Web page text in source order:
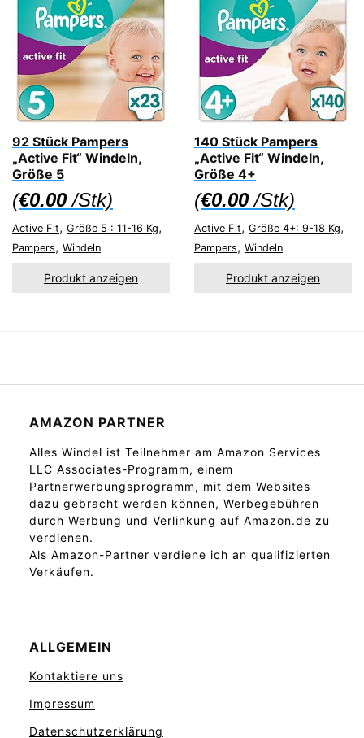
92 Stück Pampers
„Active Fit“ Windeln,
Größe 5
(€0.00 /Stk)
Active Fit, Größe 5 : 11-16 Kg,
Pampers, Windeln
Produkt anzeigen
140 Stück Pampers
„Active Fit“ Windeln,
Größe 4+
(€0.00 /Stk)
Active Fit, Größe 4+: 9-18 Kg,
Pampers, Windeln
Produkt anzeigen
AMAZON PARTNER
Alles Windel ist Teilnehmer am Amazon Services
LLC Associates-Programm, einem
Partnerwerbungsprogramm, mit dem Websites
dazu gebracht werden können, Werbegebühren
durch Werbung und Verlinkung auf Amazon.de zu
verdienen.
Als Amazon-Partner verdiene ich an qualifizierten
Verkäufen.
ALLGEMEIN
Kontaktiere uns
Impressum
Datenschutzerklärung